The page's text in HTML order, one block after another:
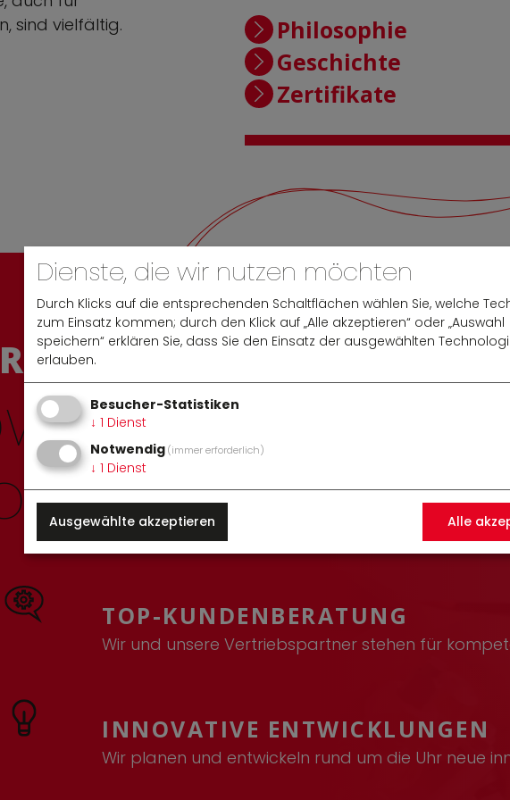
Philosophie
Geschichte
Zertifikate
sind vielfältig.
STÄRKEN IM
TOP-KUNDENBERATUNG
Wir und unsere Vertriebspartner stehen für
INNOVATIVE ENTWICKLUNGEN
Wir planen und entwickeln rund um die Uhr neue
Dienste, die wir nutzen möchten
Durch Klicks auf die entsprechenden Schaltflächen wählen Sie, welche
zum Einsatz kommen; durch den Klick auf „Alle akzeptieren“ oder „Auswahl
speichern“ erklären Sie, dass Sie den Einsatz der ausgewählten
erlauben.
Besucher-Statistiken
↓ 1 Dienst
Notwendig(immer erforderlich)
↓ 1 Dienst
Ausgewählte akzeptieren Alle